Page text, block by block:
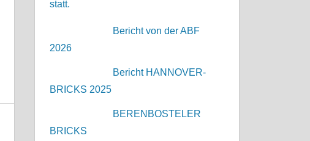
Bericht von der ABF
2026
Bericht HANNOVER-
BRICKS 2025
BERENBOSTELER
BRICKS